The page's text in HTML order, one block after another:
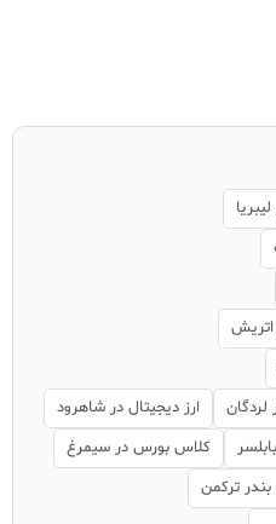
ارز دیجیتال در شاهرود
کلاس بورس در سیمرغ
ترکمن